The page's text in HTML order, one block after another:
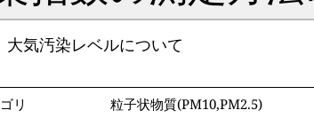
大気汚染レベルについて
リ
粒子状物質(PM10,PM2.5)